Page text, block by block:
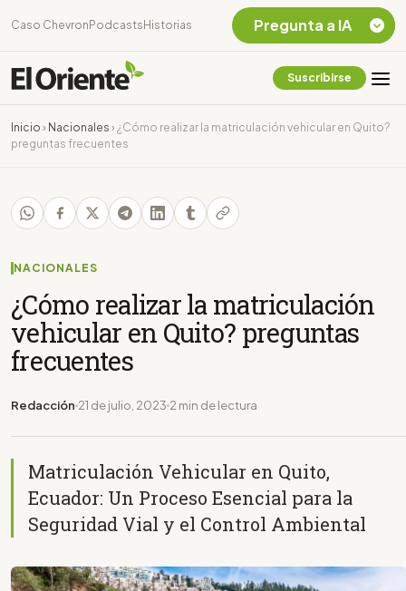
Caso Chevron Podcasts Historias
Suscribirse
Inicio › Nacionales › ¿Cómo realizar la matriculación vehicular en Quito?
preguntas frecuentes
NACIONALES
¿Cómo realizar la matriculación
vehicular en Quito? preguntas
frecuentes
Redacción 21 de julio, 2023 2 min de lectura
Matriculación Vehicular en Quito,
Ecuador: Un Proceso Esencial para la
Seguridad Vial y el Control Ambiental
Pregunta a IA
Chevron Ecuador